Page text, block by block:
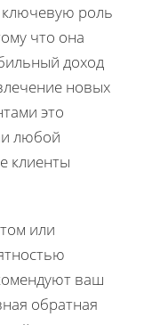
ключевую роль
что она
доход
новых
это
любой
клиенты
или
ваш
обратная